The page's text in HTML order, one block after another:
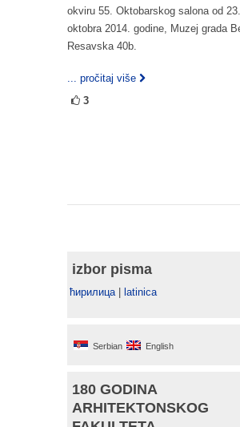
okviru 55. Oktobarskog salona od
oktobra 2014. godine, Muzej grada
Resavska 40b.
... pročitaj više
3
izbor pisma
ћирилица | latinica
Serbian English
180 GODINA
ARHITEKTONSKOG